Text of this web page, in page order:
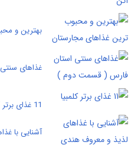
بهترین و
غذاهای
11 غذای برتر کلمبیا
آشنایی با